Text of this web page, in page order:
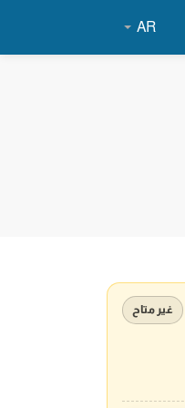
AR
غير متاح